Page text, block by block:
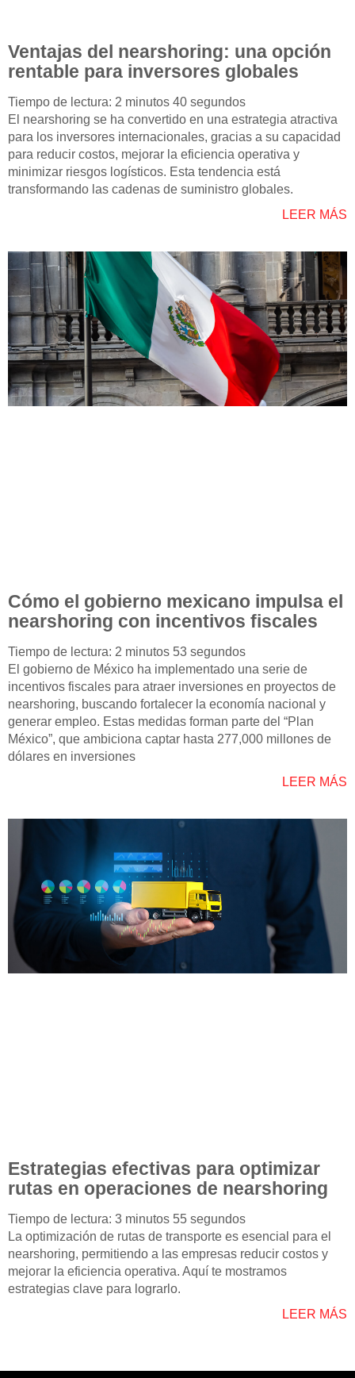
Ventajas del nearshoring: una opción
rentable para inversores globales
Tiempo de lectura: 2 minutos 40 segundos
El nearshoring se ha convertido en una estrategia atractiva
para los inversores internacionales, gracias a su capacidad
para reducir costos, mejorar la eficiencia operativa y
minimizar riesgos logísticos. Esta tendencia está
transformando las cadenas de suministro globales.
LEER MÁS
Cómo el gobierno mexicano impulsa el
nearshoring con incentivos fiscales
Tiempo de lectura: 2 minutos 53 segundos
El gobierno de México ha implementado una serie de
incentivos fiscales para atraer inversiones en proyectos de
nearshoring, buscando fortalecer la economía nacional y
generar empleo. Estas medidas forman parte del “Plan
México”, que ambiciona captar hasta 277,000 millones de
dólares en inversiones
LEER MÁS
Estrategias efectivas para optimizar
rutas en operaciones de nearshoring
Tiempo de lectura: 3 minutos 55 segundos
La optimización de rutas de transporte es esencial para el
nearshoring, permitiendo a las empresas reducir costos y
mejorar la eficiencia operativa. Aquí te mostramos
estrategias clave para lograrlo.
LEER MÁS